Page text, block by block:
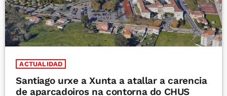
ACTUALIDAD
Santiago urxe a Xunta a atallar a carencia
de aparcadoiros na contorna do CHUS